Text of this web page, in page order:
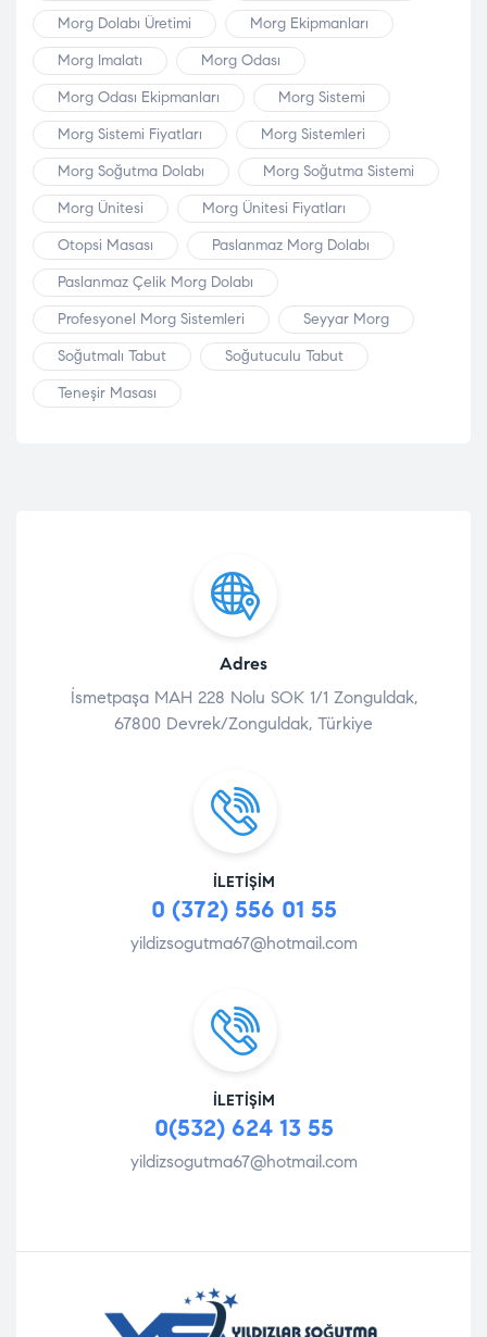
Morg Dolabı Üretimi
Morg Ekipmanları
Morg Imalatı
Morg Odası
Morg Odası Ekipmanları
Morg Sistemi
Morg Sistemi Fiyatları
Morg Sistemleri
Morg Soğutma Dolabı
Morg Soğutma Sistemi
Morg Ünitesi
Morg Ünitesi Fiyatları
Otopsi Masası
Paslanmaz Morg Dolabı
Paslanmaz Çelik Morg Dolabı
Profesyonel Morg Sistemleri
Seyyar Morg
Soğutmalı Tabut
Soğutuculu Tabut
Teneşir Masası
Adres
İsmetpaşa MAH 228 Nolu SOK 1/1 Zonguldak,
67800 Devrek/Zonguldak, Türkiye
İLETIŞIM
0 (372) 556 01 55
yildizsogutma67@hotmail.com
İLETIŞIM
0(532) 624 13 55
yildizsogutma67@hotmail.com